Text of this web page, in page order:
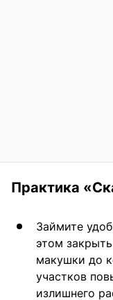
Практика
Займите
этом
макушки до
участков
излишнего